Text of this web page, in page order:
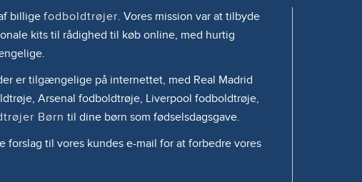
billige fodboldtrøjer. Vores mission var at tilbyde
kits til rådighed til køb online, med hurtig
er tilgængelige på internettet, med Real Madrid
Arsenal fodboldtrøje, Liverpool fodboldtrøje,
Børn til dine børn som fødselsdagsgave.
til vores kundes e-mail for at forbedre vores